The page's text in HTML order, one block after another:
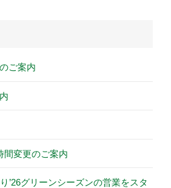
ご案内
間変更のご案内
’26グリーンシーズンの営業をスタ